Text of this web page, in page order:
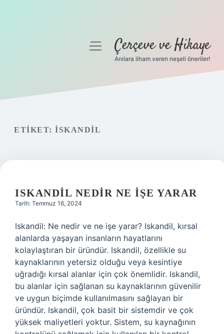
Gizlilik Politikası
menüyüÇerçeve ve Hikaye
Anılara ilham veren neşeli öneriler!
ETIKET: ISKANDIL
ISKANDIL NEDIR NE IŞE YARAR
Tarih: Temmuz 16, 2024
Iskandil: Ne nedir ve ne işe yarar? Iskandil, kırsal
alanlarda yaşayan insanların hayatlarını
kolaylaştıran bir üründür. Iskandil, özellikle su
kaynaklarının yetersiz olduğu veya kesintiye
uğradığı kırsal alanlar için çok önemlidir. Iskandil,
bu alanlar için sağlanan su kaynaklarının güvenilir
ve uygun biçimde kullanılmasını sağlayan bir
üründür. Iskandil, çok basit bir sistemdir ve çok
yüksek maliyetleri yoktur. Sistem, su kaynağının